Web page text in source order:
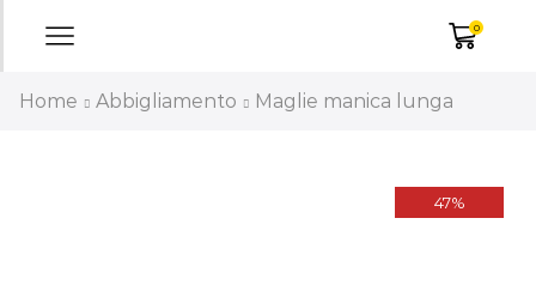
0
Home Abbigliamento Maglie manica lunga
47%